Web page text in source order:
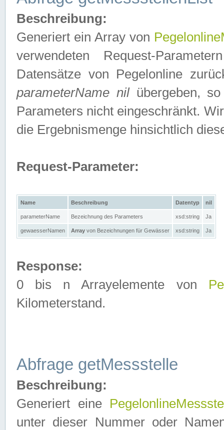
Beschreibung:
Generiert ein Array von
verwendeten Request-
Datensätze von Pegelonline
parameterName nilübergeben, so
Parameters nicht eingeschränkt.
die Ergebnismenge hinsichtlich
Request-Parameter:
Name Beschreibung Datentyp nil
parameterName Bezeichnung des Parameters xsd:string Ja
gewaesserNamen Array von Bezeichnungen für Gewässer xsd:string Ja
Response:
0 bis n Arrayelemente von
Kilometerstand.
Abfrage getMessstelle
Beschreibung:
Generiert eine
unter dieser Nummer oder